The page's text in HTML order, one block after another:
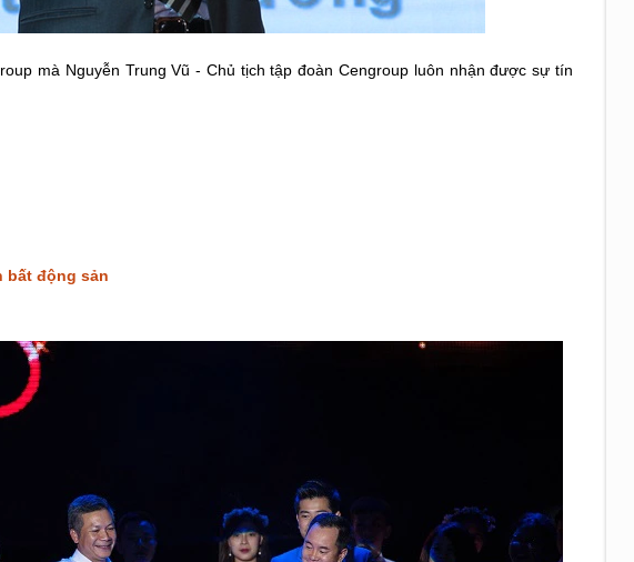
mà Nguyễn Trung Vũ - Chủ tịch tập đoàn Cengroup luôn nhận được sự tín
bất động sản